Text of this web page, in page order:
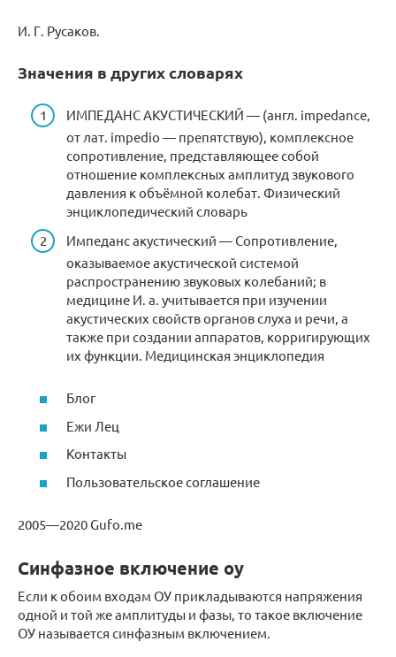
И. Г. Русаков.
Значения в других словарях
ИМПЕДАНС АКУСТИЧЕСКИЙ — (англ. impedance,
от лат. impedio — препятствую), комплексное
сопротивление, представляющее собой
отношение комплексных амплитуд звукового
давления к объёмной колебат. Физический
энциклопедический словарь
Импеданс акустический — Сопротивление,
оказываемое акустической системой
распространению звуковых колебаний; в
медицине И. а. учитывается при изучении
акустических свойств органов слуха и речи, а
также при создании аппаратов, корригирующих
их функции. Медицинская энциклопедия
Блог
Ежи Лец
Контакты
Пользовательское соглашение
2005—2020 Gufo.me
Синфазное включение оу
Если к обоим входам ОУ прикладываются напряжения
одной и той же амплитуды и фазы, то такое включение
ОУ называется синфазным включением.